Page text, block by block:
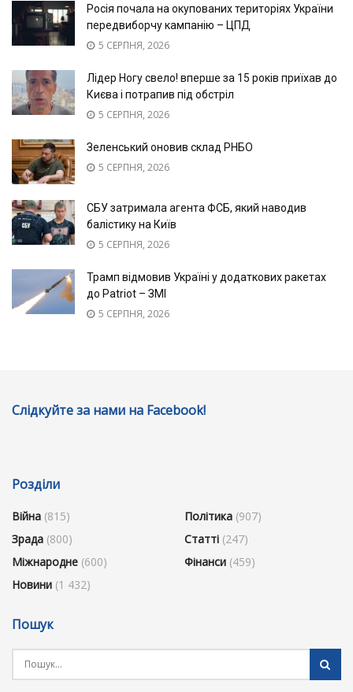
Росія почала на окупованих територіях України
передвиборчу кампанію – ЦПД
5 СЕРПНЯ, 2026
Лідер Ногу свело! вперше за 15 років приїхав до
Києва і потрапив під обстріл
5 СЕРПНЯ, 2026
Зеленський оновив склад РНБО
5 СЕРПНЯ, 2026
СБУ затримала агента ФСБ, який наводив
балістику на Київ
5 СЕРПНЯ, 2026
Трамп відмовив Україні у додаткових ракетах
до Patriot – ЗМІ
5 СЕРПНЯ, 2026
Слідкуйте за нами на Facebook!
Розділи
Війна (815)
Зрада (800)
Міжнародне (600)
Новини (1 432)
Політика (907)
Статті (247)
Фінанси (459)
Пошук